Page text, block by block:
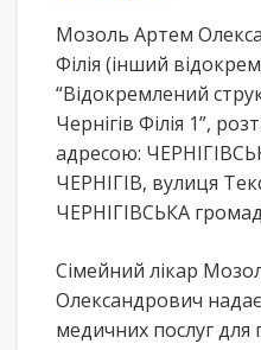
Мозоль Артем
Філія (інший
“Відокремлений
Чернігів Філія 1”,
адресою:
ЧЕРНІГІВ, вулиця
ЧЕРНІГІВСЬКА
Сімейний лікар
Олександрович
медичних послуг для